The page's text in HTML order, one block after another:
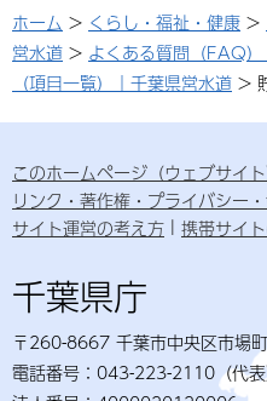
ホーム > くらし・福祉・健康 >
営水道 > よくある質問（FAQ
（項目一覧）｜千葉県営水道 >
このホームページ（ウェブサイ
リンク・著作権・プライバシー
サイト運営の考え方
携帯サイ
千葉県庁
〒260-8667 千葉市中央区市場
電話番号：043-223-2110（代